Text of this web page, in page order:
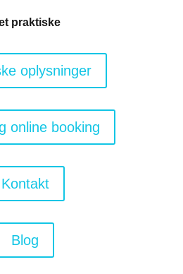
praktiske
oplysninger
online booking
Kontakt
Blog